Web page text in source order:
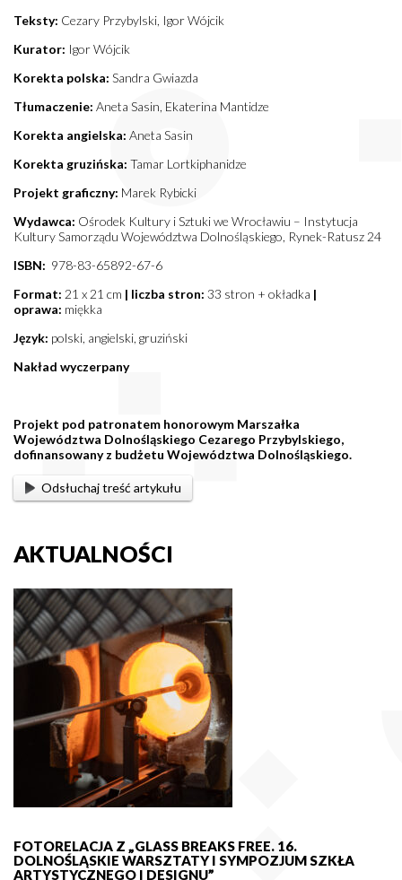
Teksty: Cezary Przybylski, Igor Wójcik
Kurator: Igor Wójcik
Korekta polska: Sandra Gwiazda
Tłumaczenie: Aneta Sasin, Ekaterina Mantidze
Korekta angielska: Aneta Sasin
Korekta gruzińska: Tamar Lortkiphanidze
Projekt graficzny: Marek Rybicki
Wydawca: Ośrodek Kultury i Sztuki we Wrocławiu – Instytucja
Kultury Samorządu Województwa Dolnośląskiego, Rynek-Ratusz 24
ISBN: 978-83-65892-67-6
Format: 21 x 21 cm | liczba stron: 33 stron + okładka |
oprawa: miękka
Język: polski, angielski, gruziński
Nakład wyczerpany
Projekt pod patronatem honorowym Marszałka
Województwa Dolnośląskiego Cezarego Przybylskiego,
dofinansowany z budżetu Województwa Dolnośląskiego.
Odsłuchaj treść artykułu
AKTUALNOŚCI
FOTORELACJA Z „GLASS BREAKS FREE. 16.
DOLNOŚLĄSKIE WARSZTATY I SYMPOZJUM SZKŁA
ARTYSTYCZNEGO I DESIGNU”